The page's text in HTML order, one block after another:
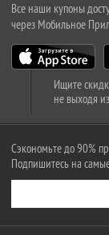
Все наши купоны
через Мобильное
Ищите
не выходя
Сэкономьте до 90%
Подпишитесь на